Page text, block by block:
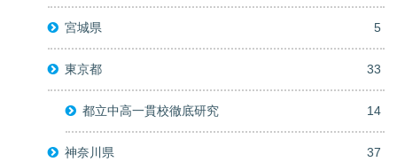
宮城県 5
東京都 33
都立中高一貫校徹底研究 14
神奈川県 37